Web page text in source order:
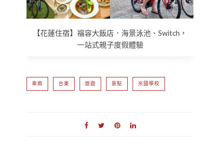
【花蓮住宿】福容大飯店．海景泳池、Switch，
一站式親子度假體驗
卑南 台東 旅遊 景點 米國學校